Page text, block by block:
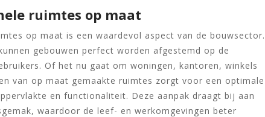
ruimtes op maat
op maat is een waardevol aspect van de bouwsector.
gebouwen perfect worden afgestemd op de
Of het nu gaat om woningen, kantoren, winkels
van op maat gemaakte ruimtes zorgt voor een optimale
en functionaliteit. Deze aanpak draagt bij aan
waardoor de leef- en werkomgevingen beter